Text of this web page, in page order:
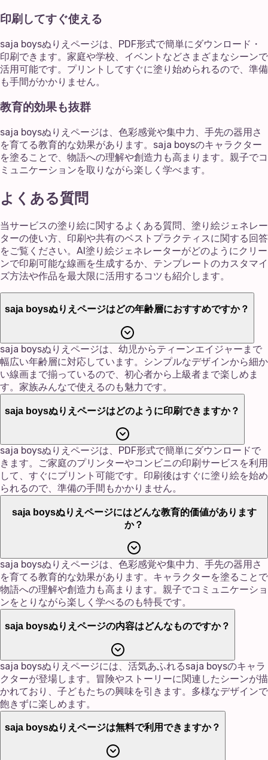
印刷してすぐ使える
saja boysぬりえページは、PDF形式で簡単にダウンロード・
印刷できます。家庭や学校、イベントなどさまざまなシーンで
活用可能です。プリントしてすぐに塗り始められるので、準備
も手間がかかりません。
教育的効果も抜群
saja boysぬりえページは、色彩感覚や集中力、手先の器用さ
を育てる教育的な効果があります。saja boysのキャラクター
を塗ることで、物語への理解や創造力も高まります。親子でコ
ミュニケーションを取りながら楽しく学べます。
よくある質問
当サービスの塗り絵に関するよくある質問、塗り絵ジェネレー
ターの使い方、印刷や共有のベストプラクティスに関する回答
をご覧ください。AI塗り絵ジェネレーターがどのようにクリー
ンで印刷可能な線画を生成するか、テンプレートのカスタマイ
ズ方法や作品を最大限に活用するコツも紹介します。
saja boysぬりえページはどの年齢層におすすめですか？
saja boysぬりえページは、幼児からティーンエイジャーまで
幅広い年齢層に対応しています。シンプルなデザインから細か
い線画まで揃っているので、初心者から上級者まで楽しめま
す。家族みんなで使えるのも魅力です。
saja boysぬりえページはどのように印刷できますか？
saja boysぬりえページは、PDF形式で簡単にダウンロードで
きます。ご家庭のプリンターやコンビニの印刷サービスを利用
して、すぐにプリント可能です。印刷後はすぐに塗り絵を始め
られるので、準備の手間もかかりません。
saja boysぬりえページにはどんな教育的価値があります
か？
saja boysぬりえページは、色彩感覚や集中力、手先の器用さ
を育てる教育的な効果があります。キャラクターを塗ることで
物語への理解や創造力も高まります。親子でコミュニケーショ
ンをとりながら楽しく学べるのも特長です。
saja boysぬりえページの内容はどんなものですか？
saja boysぬりえページには、活気あふれるsaja boysのキャラ
クターが登場します。冒険やストーリーに関連したシーンが描
かれており、子どもたちの興味を引きます。多様なデザインで
飽きずに楽しめます。
saja boysぬりえページは無料で利用できますか？